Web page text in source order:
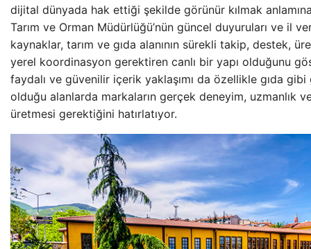
dijital dünyada hak ettiği şekilde görünür kılmak
Tarım ve Orman Müdürlüğü’nün güncel duyuruları ve il
kaynaklar, tarım ve gıda alanının sürekli takip, destek,
yerel koordinasyon gerektiren canlı bir yapı olduğunu
faydalı ve güvenilir içerik yaklaşımı da özellikle gıda
olduğu alanlarda markaların gerçek deneyim, uzmanlık
üretmesi gerektiğini hatırlatıyor.